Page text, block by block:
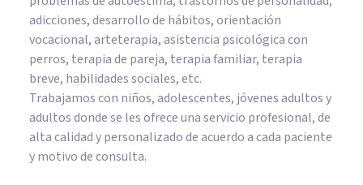
adicciones, desarrollo de hábitos, orientación
vocacional, arteterapia, asistencia psicológica con
perros, terapia de pareja, terapia familiar, terapia
breve, habilidades sociales, etc.
Trabajamos con niños, adolescentes, jóvenes adultos y
adultos donde se les ofrece una servicio profesional, de
alta calidad y personalizado de acuerdo a cada paciente
y motivo de consulta.